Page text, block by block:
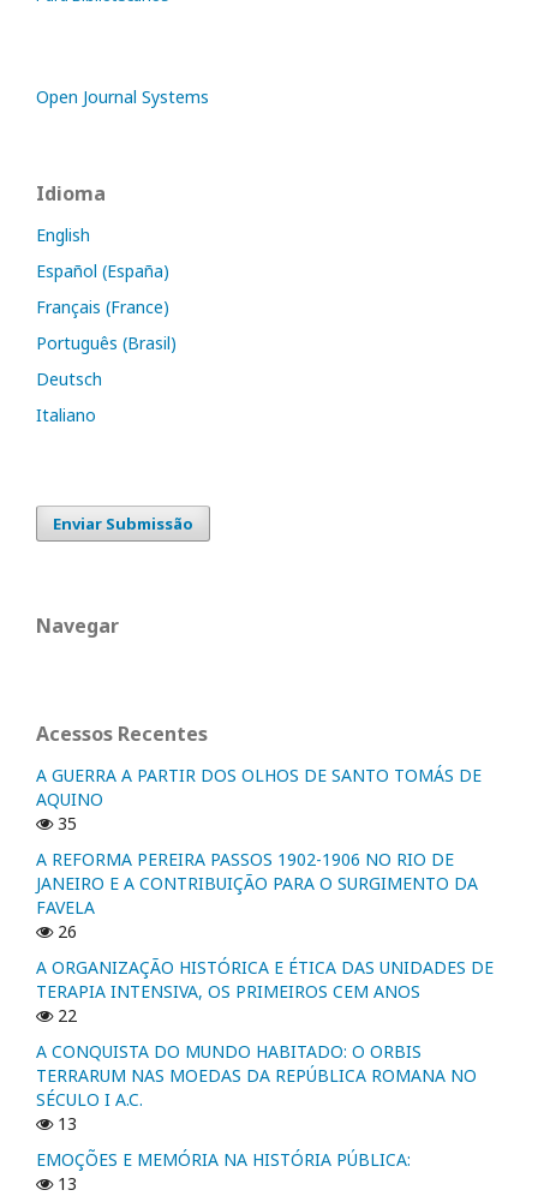
Open Journal Systems
Idioma
English
Español (España)
Français (France)
Português (Brasil)
Deutsch
Italiano
Enviar Submissão
Navegar
Acessos Recentes
A GUERRA A PARTIR DOS OLHOS DE SANTO TOMÁS DE
AQUINO
35
A REFORMA PEREIRA PASSOS 1902-1906 NO RIO DE
JANEIRO E A CONTRIBUIÇÃO PARA O SURGIMENTO DA
FAVELA
26
A ORGANIZAÇÃO HISTÓRICA E ÉTICA DAS UNIDADES DE
TERAPIA INTENSIVA, OS PRIMEIROS CEM ANOS
22
A CONQUISTA DO MUNDO HABITADO: O ORBIS
TERRARUM NAS MOEDAS DA REPÚBLICA ROMANA NO
SÉCULO I A.C.
13
EMOÇÕES E MEMÓRIA NA HISTÓRIA PÚBLICA:
13